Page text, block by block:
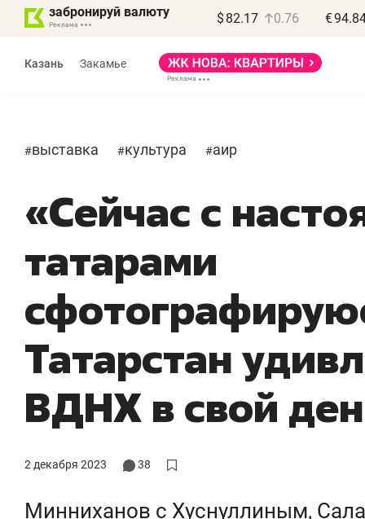
забронируй валюту $ 82.17 0.76 €
Казань Закамье
#выставка #культура #аир
«Сейчас с
татарами
Татарстан
ВДНХ в свой
2 декабря 2023 38
Минниханов с Хуснуллиным,